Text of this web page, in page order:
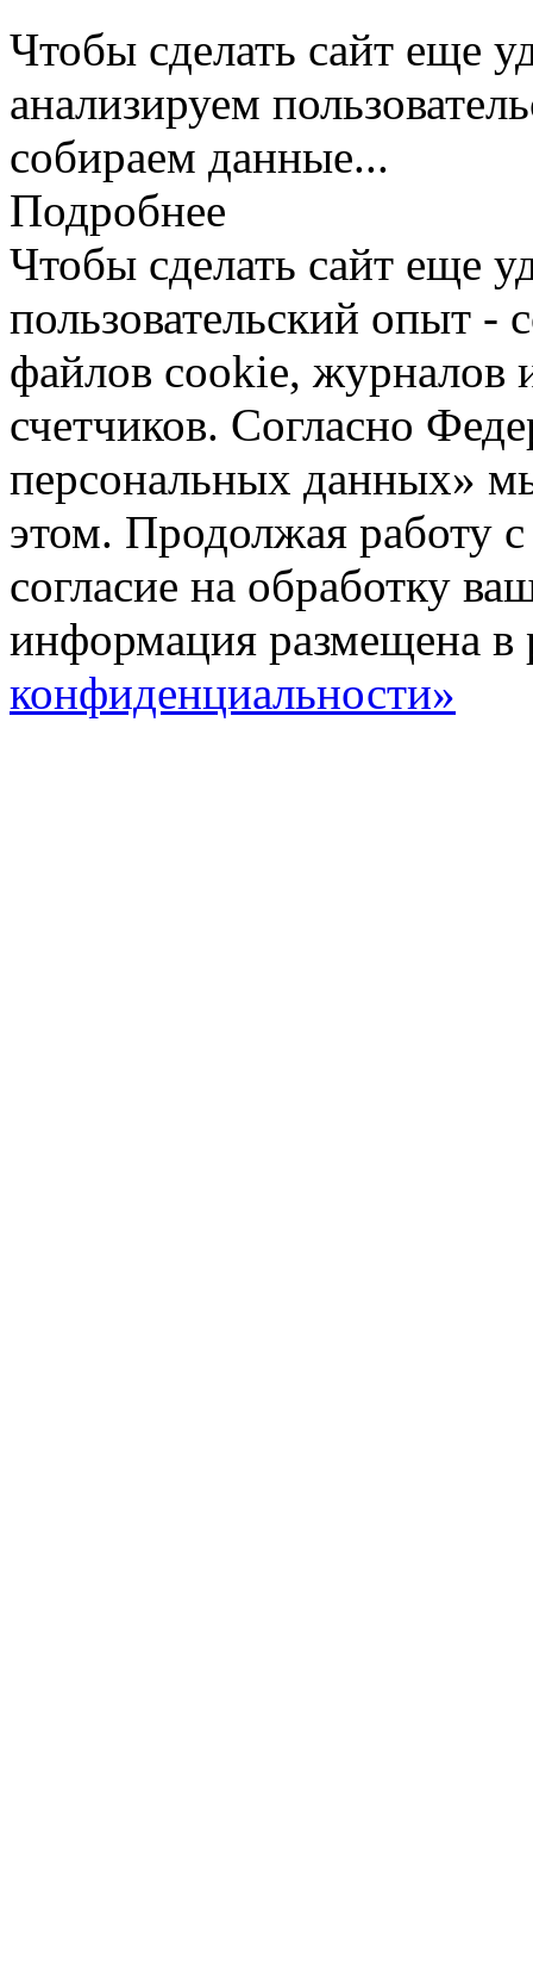
Чтобы сделать сайт еще
анализируем
собираем данные...
Подробнее
Чтобы сделать сайт еще
пользовательский опыт
файлов cookie, журналов
счетчиков. Согласно
персональных данных»
этом. Продолжая работу
согласие на обработку
информация размещена в
конфиденциальности»